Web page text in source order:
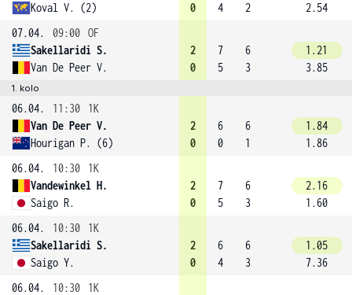
Koval V. (2)
0
4
2
2.54
07.04.
09:00 OF
Sakellaridi S.
Van De Peer V.
2
0
7
5
6
3
1.21
3.85
1. kolo
06.04. 11:30
1K
Van De Peer V.
Hourigan P. (6)
2
0
6
0
6
1
1.84
1.86
06.04.
10:30
1K
Vandewinkel H.
Saigo R.
2
0
7
5
6
3
2.16
1.60
06.04.
10:30
1K
Sakellaridi S.
Saigo Y.
2
0
6
4
6
3
1.05
7.36
06.04.
10:30
1K